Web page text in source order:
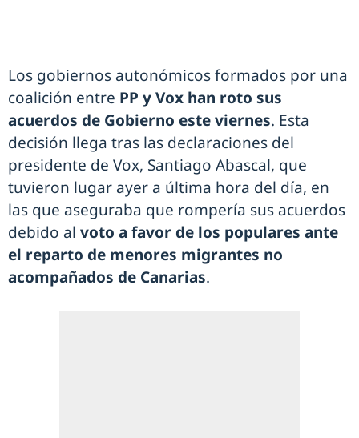
Los gobiernos autonómicos formados por una
coalición entre PP y Vox han roto sus
acuerdos de Gobierno este viernes. Esta
decisión llega tras las declaraciones del
presidente de Vox, Santiago Abascal, que
tuvieron lugar ayer a última hora del día, en
las que aseguraba que rompería sus acuerdos
debido al voto a favor de los populares ante
el reparto de menores migrantes no
acompañados de Canarias.